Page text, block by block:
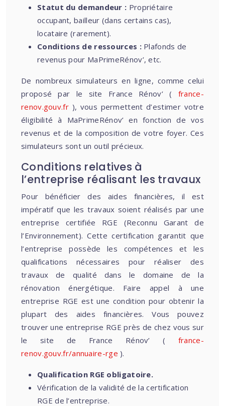
Statut du demandeur : Propriétaire
occupant, bailleur (dans certains cas),
locataire (rarement).
Conditions de ressources : Plafonds de
revenus pour MaPrimeRénov’, etc.
De nombreux simulateurs en ligne, comme celui
proposé par le site France Rénov’ ( france-
renov.gouv.fr ), vous permettent d’estimer votre
éligibilité à MaPrimeRénov’ en fonction de vos
revenus et de la composition de votre foyer. Ces
simulateurs sont un outil précieux.
Conditions relatives à
l’entreprise réalisant les travaux
Pour bénéficier des aides financières, il est
impératif que les travaux soient réalisés par une
entreprise certifiée RGE (Reconnu Garant de
l’Environnement). Cette certification garantit que
l’entreprise possède les compétences et les
qualifications nécessaires pour réaliser des
travaux de qualité dans le domaine de la
rénovation énergétique. Faire appel à une
entreprise RGE est une condition pour obtenir la
plupart des aides financières. Vous pouvez
trouver une entreprise RGE près de chez vous sur
le site de France Rénov’ ( france-
renov.gouv.fr/annuaire-rge ).
Qualification RGE obligatoire.
Vérification de la validité de la certification
RGE de l’entreprise.